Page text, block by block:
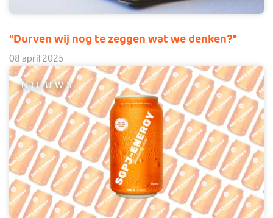
"Durven wij nog te zeggen wat we denken?"
08 april 2025
NIEUWS